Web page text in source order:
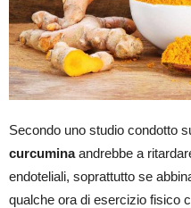
Secondo uno studio condotto
curcuminaandrebbe a
endoteliali, soprattutto se
qualche ora di esercizio fisico